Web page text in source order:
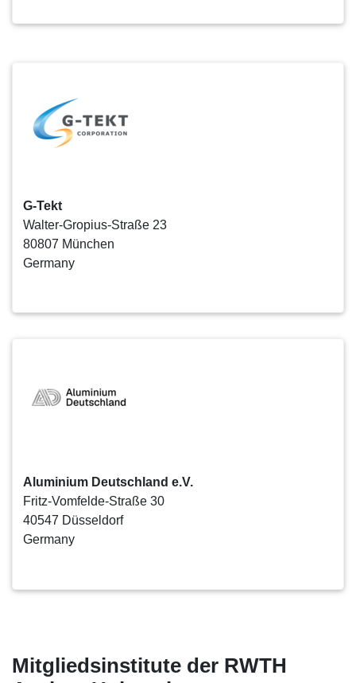
G-Tekt
Walter-Gropius-Straße 23
80807 München
Germany
Aluminium Deutschland e.V.
Fritz-Vomfelde-Straße 30
40547 Düsseldorf
Germany
Mitgliedsinstitute der RWTH